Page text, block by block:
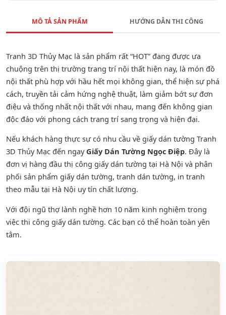
MÔ TẢ SẢN PHẨM HƯỚNG DẪN THI CÔNG
Tranh 3D Thủy Mạc là sản phẩm rất “HOT” đang được ưa
chuộng trên thị trường trang trí nội thất hiện nay, là món đồ
nội thất phù hợp với hầu hết mọi không gian, thể hiện sự phá
cách, truyền tải cảm hứng nghệ thuật, làm giảm bớt sự đơn
điệu và thống nhất nội thất với nhau, mang đến không gian
độc đáo với phong cách trang trí sang trọng và hiện đại.
Nếu khách hàng thực sự có nhu cầu về giấy dán tường Tranh
3D Thủy Mạc đến ngayGiấy Dán Tường Ngọc Điệp. Đây là
đơn vị hàng đầu thị công giấy dán tường tại Hà Nội và phân
phối sản phẩm giấy dán tường, tranh dán tường, in tranh
theo mẫu tại Hà Nội uy tín chất lượng.
Với đội ngũ thợ lành nghề hơn 10 năm kinh nghiệm trong
việc thi công giấy dán tường. Các bạn có thể hoàn toàn yên
tâm.